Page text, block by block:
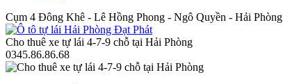
Cụm 4 Đông Khê - Lê Hồng Phong - Ngô Quyền - Hải Phòng
Cho thuê xe tự lái 4-7-9 chỗ tại Hải Phòng
0345.86.86.68